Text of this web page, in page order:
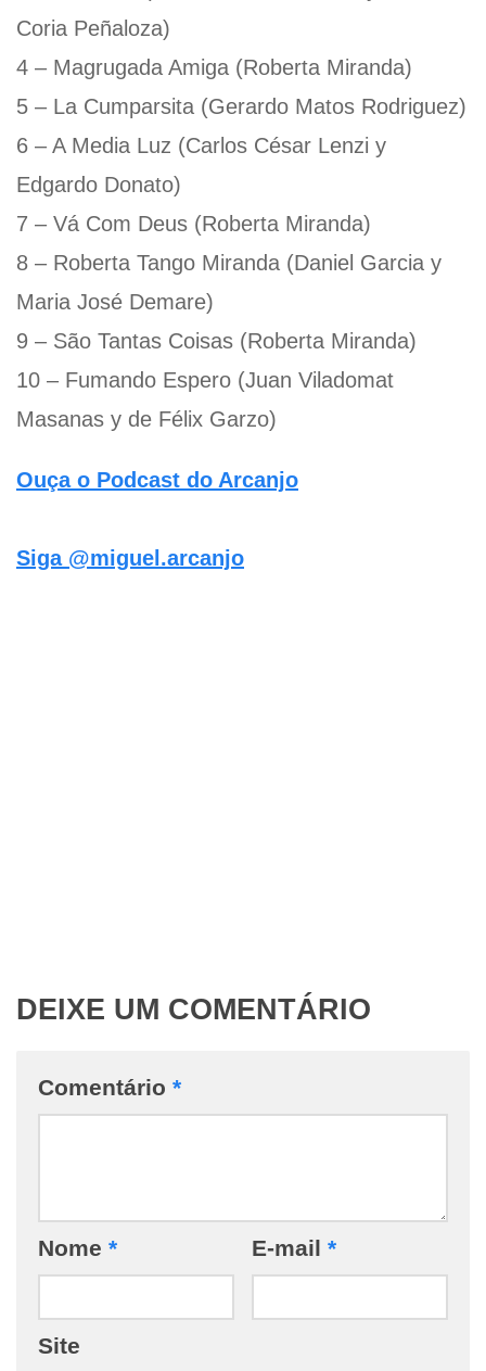
Coria Peñaloza)
4 – Magrugada Amiga (Roberta Miranda)
5 – La Cumparsita (Gerardo Matos Rodriguez)
6 – A Media Luz (Carlos César Lenzi y
Edgardo Donato)
7 – Vá Com Deus (Roberta Miranda)
8 – Roberta Tango Miranda (Daniel Garcia y
Maria José Demare)
9 – São Tantas Coisas (Roberta Miranda)
10 – Fumando Espero (Juan Viladomat
Masanas y de Félix Garzo)
Ouça o Podcast do Arcanjo
Siga @miguel.arcanjo
DEIXE UM COMENTÁRIO
Comentário *
Nome * E-mail *
Site